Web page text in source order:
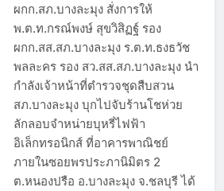
ผกก.สภ.บางละมุง สั่งการให้
พ.ต.ท.กรณ์พงษ์ สุขวิสิฏฐ์ รอง
ผกก.สส.สภ.บางละมุง ร.ต.ท.ธงธวัช
พลละคร รอง สว.สส.สภ.บางละมุง นำ
กำลังเจ้าหน้าที่ตำรวจชุดสืบสวน
สภ.บางละมุง บุกไปจับร้านโชห่วย
ลักลอบจำหน่ายบุหรี่ไฟฟ้า
อิเล็กทรอนิกส์ ที่อาคารพาณิชย์
ภายในซอยพรประภานิมิตร 2
ต.หนองปรือ อ.บางละมุง จ.ชลบุรี ได้